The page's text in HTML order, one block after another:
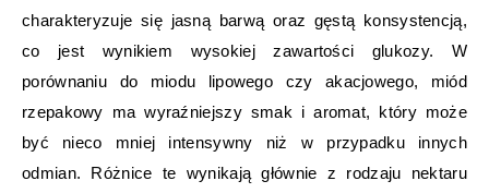
charakteryzuje się jasną barwą oraz gęstą konsystencją,
co jest wynikiem wysokiej zawartości glukozy. W
porównaniu do miodu lipowego czy akacjowego, miód
rzepakowy ma wyraźniejszy smak i aromat, który może
być nieco mniej intensywny niż w przypadku innych
odmian. Różnice te wynikają głównie z rodzaju nektaru